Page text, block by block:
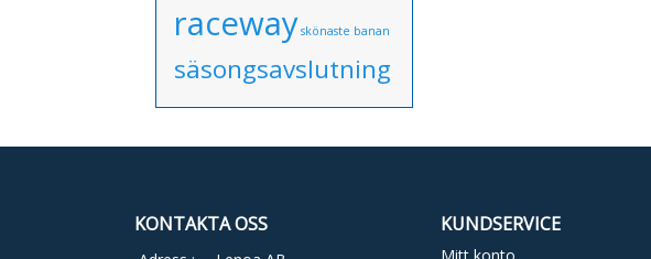
racewayskönaste banan
säsongsavslutning
KONTAKTA OSS KUNDSERVICE